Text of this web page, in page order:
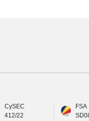
CySEC
412/22
FSA